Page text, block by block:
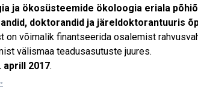
ja ökosüsteemide ökoloogia eriala
doktorandid ja järeldoktorantuuris
on võimalik finantseerida osalemist
välismaa teadusasutuste juures.
aprill 2017.